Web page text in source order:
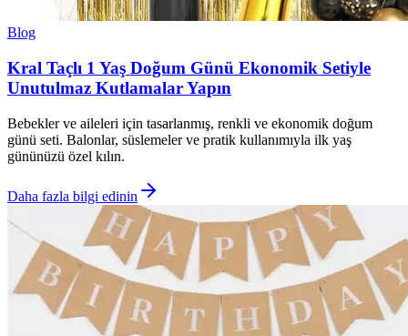
Blog
Kral Taçlı 1 Yaş Doğum Günü Ekonomik Setiyle
Unutulmaz Kutlamalar Yapın
Bebekler ve aileleri için tasarlanmış, renkli ve ekonomik doğum
günü seti. Balonlar, süslemeler ve pratik kullanımıyla ilk yaş
gününüzü özel kılın.
Daha fazla bilgi edinin